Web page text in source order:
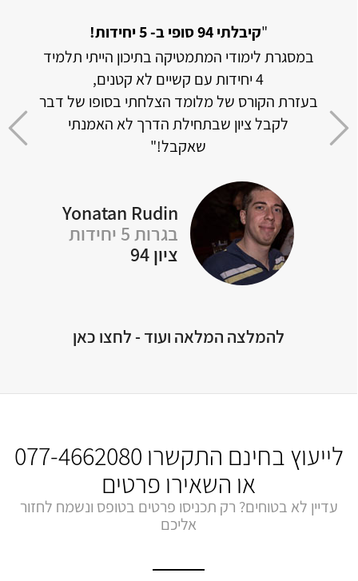
"קיבלתי 94 סופי ב- 5 יחידות!
במסגרת לימודי המתמטיקה בתיכון הייתי תלמיד
4 יחידות עם קשיים לא קטנים,
בעזרת הקורס של מלומד הצלחתי בסופו של דבר
לקבל ציון שבתחילת הדרך לא האמנתי
שאקבל!"
Yonatan Rudin
בגרות 5 יחידות
ציון 94
להמלצה המלאה ועוד - לחצו כאן
לייעוץ בחינם התקשרו 077-4662080
או השאירו פרטים
עדיין לא בטוחים? רק תכניסו פרטים בטופס ונשמח לחזור
אליכם